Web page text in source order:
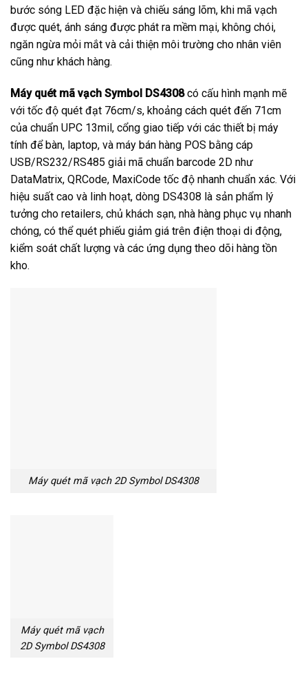
bước sóng LED đặc hiện và chiếu sáng lõm, khi mã vạch
được quét, ánh sáng được phát ra mềm mại, không chói,
ngăn ngừa mỏi mắt và cải thiện môi trường cho nhân viên
cũng như khách hàng.
Máy quét mã vạch Symbol DS4308có cấu hình mạnh mẽ
với tốc độ quét đạt 76cm/s, khoảng cách quét đến 71cm
của chuẩn UPC 13mil, cổng giao tiếp với các thiết bị máy
tính để bàn, laptop, và máy bán hàng POS bằng cáp
USB/RS232/RS485 giải mã chuẩn barcode 2D như
DataMatrix, QRCode, MaxiCode tốc độ nhanh chuẩn xác. Với
hiệu suất cao và linh hoạt, dòng DS4308 là sản phẩm lý
tưởng cho retailers, chủ khách sạn, nhà hàng phục vụ nhanh
chóng, có thể quét phiếu giảm giá trên điện thoại di động,
kiểm soát chất lượng và các ứng dụng theo dõi hàng tồn
kho.
Máy quét mã vạch 2D Symbol DS4308
Máy quét mã vạch
2D Symbol DS4308